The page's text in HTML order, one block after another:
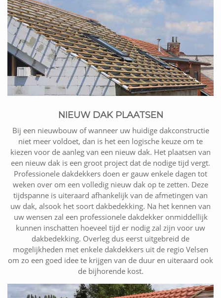
NIEUW DAK PLAATSEN
Bij een nieuwbouw of wanneer uw huidige dakconstructie
niet meer voldoet, dan is het een logische keuze om te
kiezen voor de aanleg van een nieuw dak. Het plaatsen van
een nieuw dak is een groot project dat de nodige tijd vergt.
Professionele dakdekkers doen er gauw enkele dagen tot
weken over om een volledig nieuw dak op te zetten. Deze
tijdspanne is uiteraard afhankelijk van de afmetingen van
uw dak, alsook het soort dakbedekking. Na het kennen van
uw wensen zal een professionele dakdekker onmiddellijk
kunnen inschatten hoeveel tijd er nodig zal zijn voor uw
dakbedekking. Overleg dus eerst uitgebreid de
mogelijkheden met enkele dakdekkers uit de regio Velsen
om zo een goed idee te krijgen van de duur en uiteraard ook
de bijhorende kost.